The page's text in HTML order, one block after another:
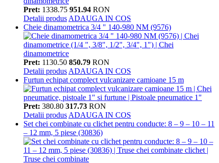
Pret: 1338.75 951.94 RON
Detalii produs ADAUGA IN COS
Cheie dinamometrica 3/4 " 140-980 NM (9576)
Pret: 1130.50 850.79 RON
Detalii produs ADAUGA IN COS
Furtun echipat complect vulcanizare camioane 15 m
Pret: 380.80 317.73 RON
Detalii produs ADAUGA IN COS
Set chei combinate cu clichet pentru conducte: 8 – 9 – 10 – 11
– 12 mm, 5 piese (30836)